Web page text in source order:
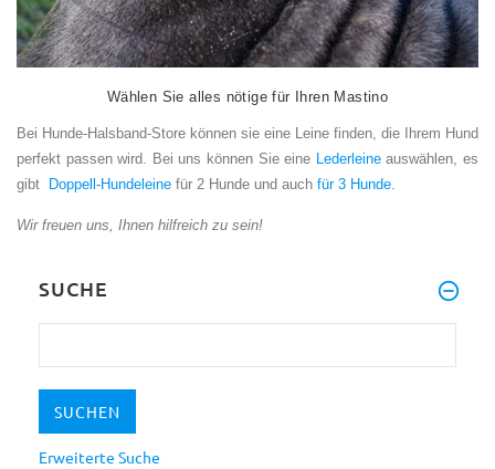
Wählen Sie alles nötige für Ihren Mastino
Bei Hunde-Halsband-Store können sie eine Leine finden, die Ihrem Hund
perfekt passen wird. Bei uns können Sie eine Lederleineauswählen, es
gibt
Doppell-Hundeleine für 2 Hunde und auch für 3 Hunde.
Wir freuen uns, Ihnen hilfreich zu sein!
SUCHE
Erweiterte Suche